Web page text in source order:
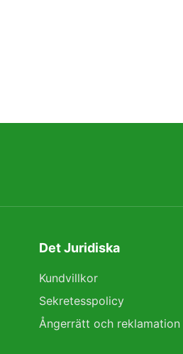
Det Juridiska
Kundvillkor
Sekretesspolicy
Ångerrätt och reklamation